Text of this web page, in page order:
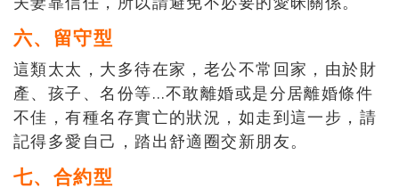
六、留守型
這類太太，大多待在家，老公不常回家，由於財
產、孩子、名份等…不敢離婚或是分居離婚條件
不佳，有種名存實亡的狀況，如走到這一步，請
記得多愛自己，踏出舒適圈交新朋友。
七、合約型